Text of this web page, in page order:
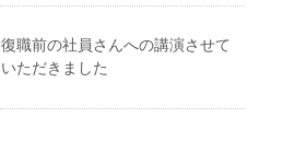
復職前の社員さんへの講演させて
いただきました